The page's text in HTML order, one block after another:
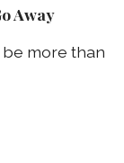
Away
more than